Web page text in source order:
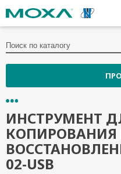
ИНСТРУМЕНТ
КОПИРОВАНИЯ
02-USB